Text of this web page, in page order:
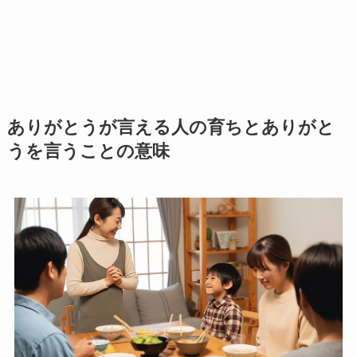
ありがとうが言える人の育ちとありがと
うを言うことの意味